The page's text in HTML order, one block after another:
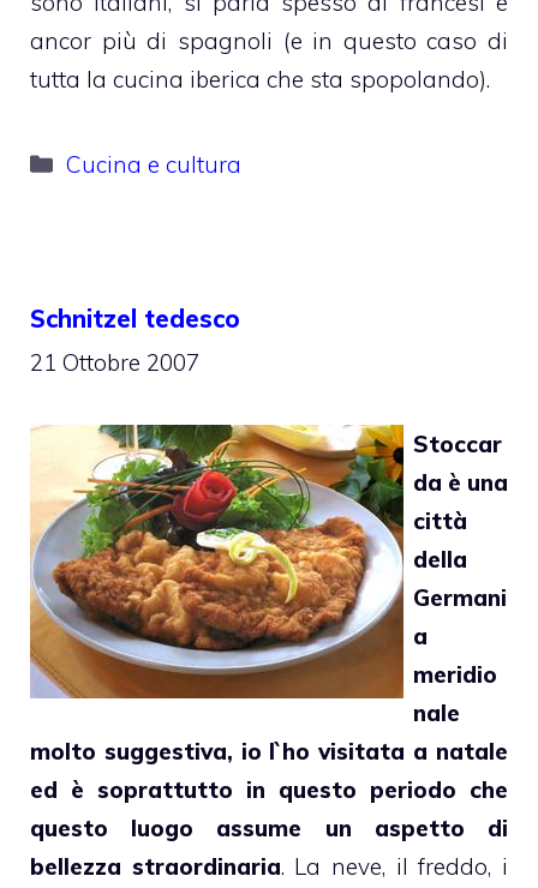
ancor più di spagnoli (e in questo caso di
tutta la cucina iberica che sta spopolando).
Categorie
Cucina e cultura
Schnitzel tedesco
21 Ottobre 2007
Stoccar
da è una
città
della
Germani
a
meridio
nale
molto suggestiva, io l`ho visitata a natale
ed è soprattutto in questo periodo che
questo luogo assume un aspetto di
bellezza straordinaria. La neve, il freddo, i